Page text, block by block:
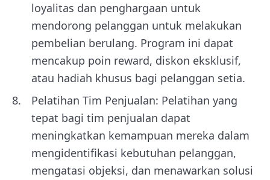
loyalitas dan penghargaan untuk
mendorong pelanggan untuk melakukan
pembelian berulang. Program ini dapat
mencakup poin reward, diskon eksklusif,
atau hadiah khusus bagi pelanggan setia.
Pelatihan Tim Penjualan: Pelatihan yang
tepat bagi tim penjualan dapat
meningkatkan kemampuan mereka dalam
mengidentifikasi kebutuhan pelanggan,
mengatasi objeksi, dan menawarkan solusi